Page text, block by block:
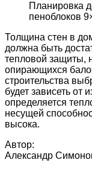
Планировка
пеноблоков
Толщина стен в
должна быть
тепловой защиты,
опирающихся
строительства
будет зависеть от
определяется
несущей
высока.
Автор:
Александр